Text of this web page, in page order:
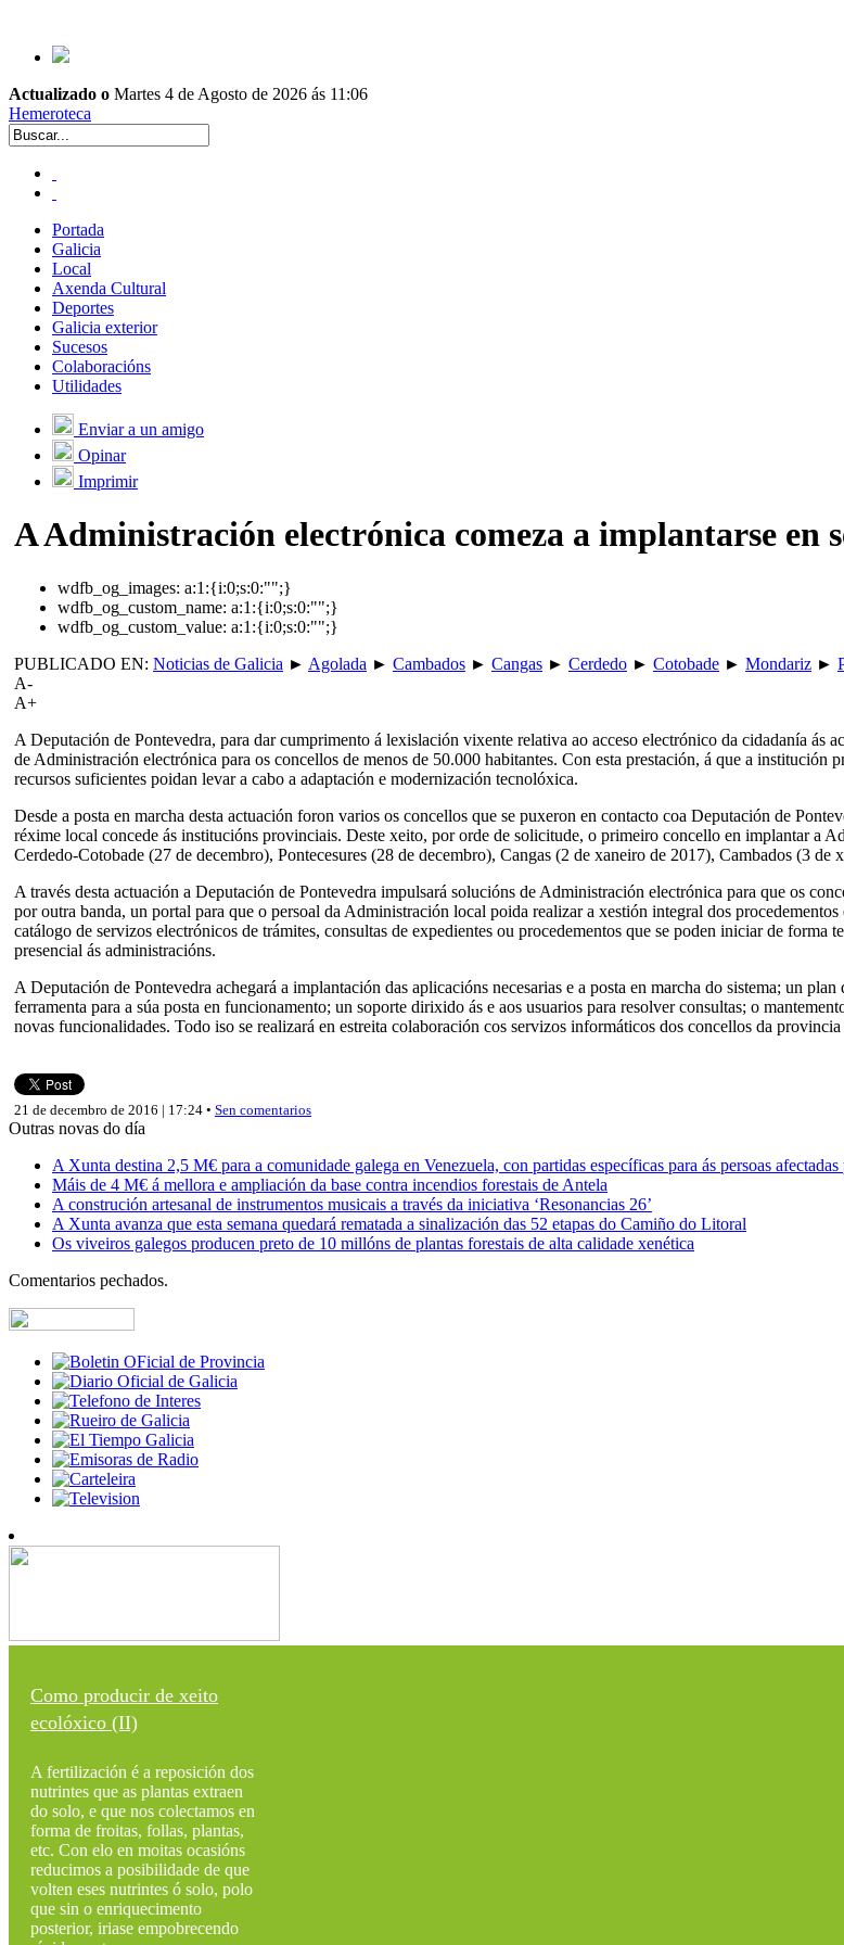
Actualizado o Martes 4 de Agosto de 2026 ás 11:06
Hemeroteca
Portada
Galicia
Local
Axenda Cultural
Deportes
Galicia exterior
Sucesos
Colaboracións
Utilidades
Enviar a un amigo
Opinar
Imprimir
A Administración electrónica comeza a implantarse en
wdfb_og_images: a:1:{i:0;s:0:"";}
wdfb_og_custom_name: a:1:{i:0;s:0:"";}
wdfb_og_custom_value: a:1:{i:0;s:0:"";}
PUBLICADO EN: Noticias de Galicia ► Agolada ► Cambados ► Cangas ► Cerdedo ► Cotobade ► Mondariz ►
A-
A+
A Deputación de Pontevedra, para dar cumprimento á lexislación vixente relativa ao acceso electrónico da cidadanía ás
de Administración electrónica para os concellos de menos de 50.000 habitantes. Con esta prestación, á que a
recursos suficientes poidan levar a cabo a adaptación e modernización tecnolóxica.
Desde a posta en marcha desta actuación foron varios os concellos que se puxeron en contacto coa Deputación de
réxime local concede ás institucións provinciais. Deste xeito, por orde de solicitude, o primeiro concello en implantar a
Cerdedo-Cotobade (27 de decembro), Pontecesures (28 de decembro), Cangas (2 de xaneiro de 2017), Cambados (3
A través desta actuación a Deputación de Pontevedra impulsará solucións de Administración electrónica para que os
por outra banda, un portal para que o persoal da Administración local poida realizar a xestión integral dos
catálogo de servizos electrónicos de trámites, consultas de expedientes ou procedementos que se poden iniciar de forma
presencial ás administracións.
A Deputación de Pontevedra achegará a implantación das aplicacións necesarias e a posta en marcha do sistema; un
ferramenta para a súa posta en funcionamento; un soporte dirixido ás e aos usuarios para resolver consultas; o
novas funcionalidades. Todo iso se realizará en estreita colaboración cos servizos informáticos dos concellos da
21 de decembro de 2016 | 17:24 • Sen comentarios
Outras novas do día
A Xunta destina 2,5 M€ para a comunidade galega en Venezuela, con partidas específicas para ás persoas
Máis de 4 M€ á mellora e ampliación da base contra incendios forestais de Antela
A construción artesanal de instrumentos musicais a través da iniciativa ‘Resonancias 26’
A Xunta avanza que esta semana quedará rematada a sinalización das 52 etapas do Camiño do Litoral
Os viveiros galegos producen preto de 10 millóns de plantas forestais de alta calidade xenética
Comentarios pechados.
Como producir de xeito
ecolóxico (II)
A fertilización é a reposición dos
nutrintes que as plantas extraen
do solo, e que nos colectamos en
forma de froitas, follas, plantas,
etc. Con elo en moitas ocasións
reducimos a posibilidade de que
volten eses nutrintes ó solo, polo
que sin o enriquecimento
posterior, iriase empobrecendo